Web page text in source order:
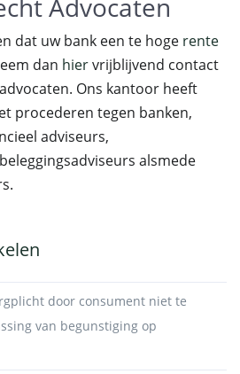
Advocaten
dat uw bank een te hoge rente
dan hiervrijblijvend contact
Ons kantoor heeft
procederen tegen banken,
adviseurs,
alsmede
door consument niet te
van begunstiging op